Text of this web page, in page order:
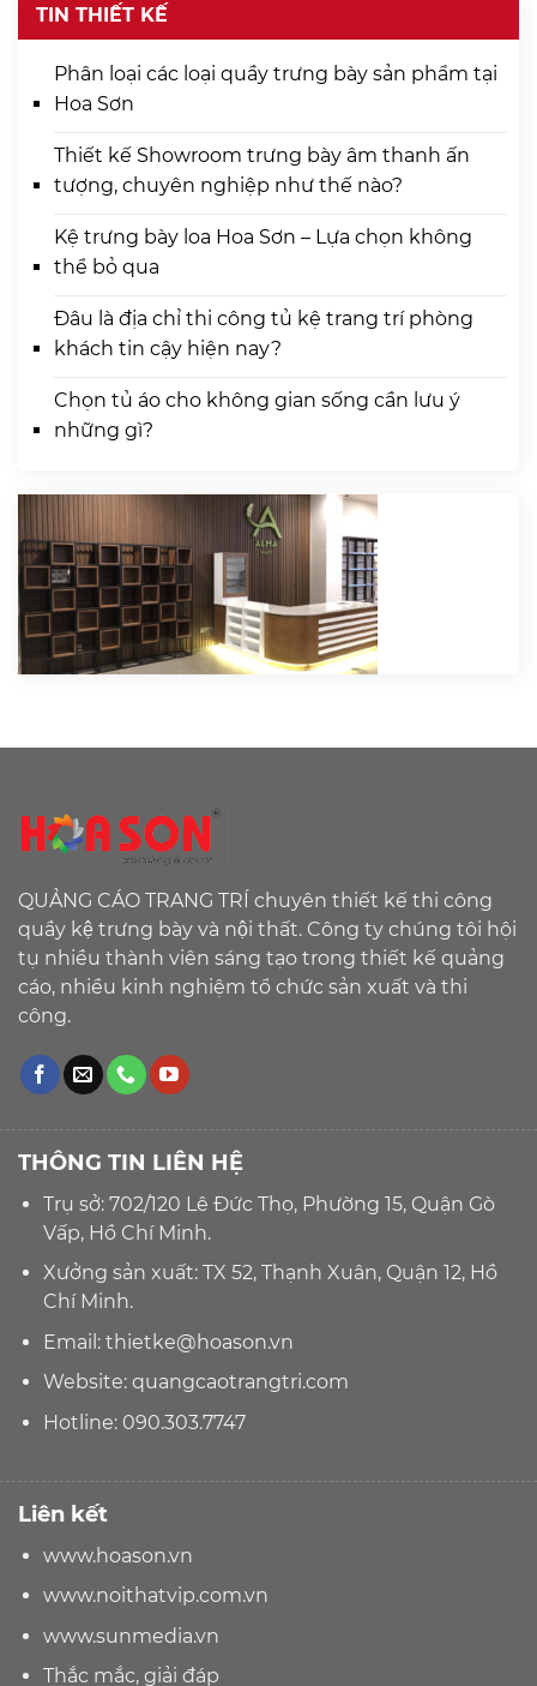
TIN THIẾT KẾ
Phân loại các loại quầy trưng bày sản phẩm tại
Hoa Sơn
Thiết kế Showroom trưng bày âm thanh ấn
tượng, chuyên nghiệp như thế nào?
Kệ trưng bày loa Hoa Sơn – Lựa chọn không
thể bỏ qua
Đâu là địa chỉ thi công tủ kệ trang trí phòng
khách tin cậy hiện nay?
Chọn tủ áo cho không gian sống cần lưu ý
những gì?
QUẢNG CÁO TRANG TRÍ chuyên thiết kế thi công
quầy kệ trưng bày và nội thất. Công ty chúng tôi hội
tụ nhiều thành viên sáng tạo trong thiết kế quảng
cáo, nhiều kinh nghiệm tổ chức sản xuất và thi
công.
THÔNG TIN LIÊN HỆ
Trụ sở: 702/120 Lê Đức Thọ, Phường 15, Quận Gò
Vấp, Hồ Chí Minh.
Xưởng sản xuất: TX 52, Thạnh Xuân, Quận 12, Hồ
Chí Minh.
Email: thietke@hoason.vn
Website:quangcaotrangtri.com
Hotline: 090.303.7747
Liên kết
www.hoason.vn
www.noithatvip.com.vn
www.sunmedia.vn
Thắc mắc, giải đáp